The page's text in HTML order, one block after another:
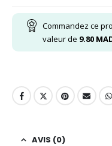
Commandez ce
valeur de 9.80
AVIS (0)